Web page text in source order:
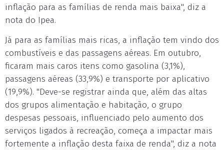
inflação para as famílias de renda mais baixa", diz a
nota do Ipea.
Já para as famílias mais ricas, a inflação tem vindo dos
combustíveis e das passagens aéreas. Em outubro,
ficaram mais caros itens como gasolina (3,1%),
passagens aéreas (33,9%) e transporte por aplicativo
(19,9%). "Deve-se registrar ainda que, além das altas
dos grupos alimentação e habitação, o grupo
despesas pessoais, influenciado pelo aumento dos
serviços ligados à recreação, começa a impactar mais
fortemente a inflação desta faixa de renda", diz a nota